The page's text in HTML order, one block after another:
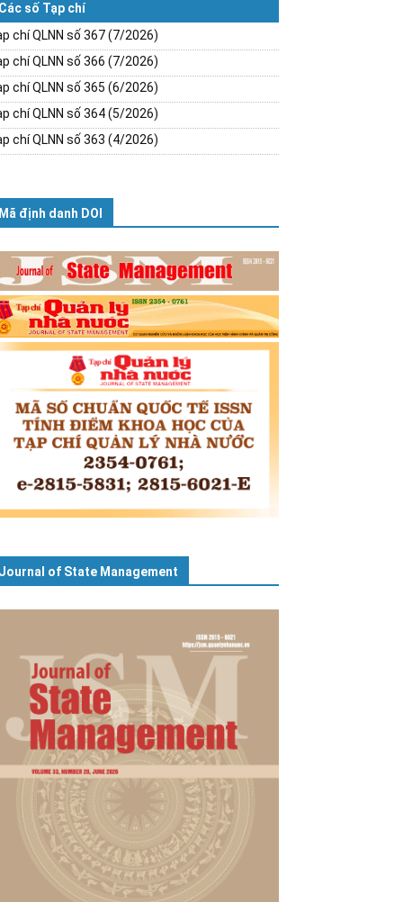
Các số Tạp chí
chí QLNN số 367 (7/2026)
chí QLNN số 366 (7/2026)
chí QLNN số 365 (6/2026)
chí QLNN số 364 (5/2026)
chí QLNN số 363 (4/2026)
Mã định danh DOI
Journal of State Management